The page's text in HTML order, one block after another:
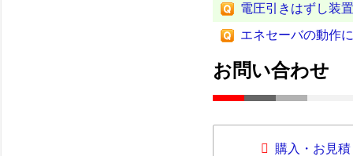
電圧引きはずし装
エネセーバの動作
お問い合わせ
購入・お見